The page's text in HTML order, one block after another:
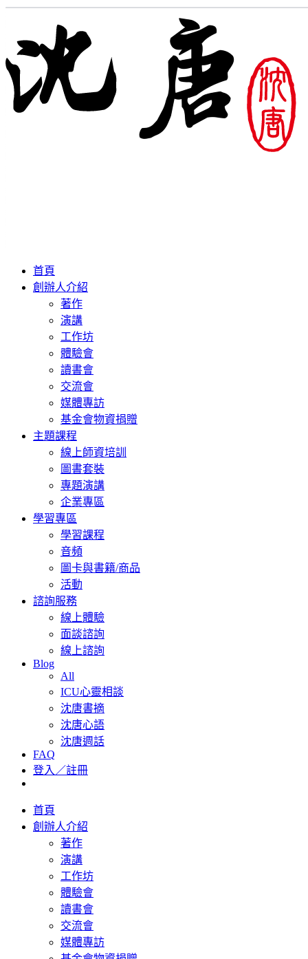
首頁
創辦人介紹
著作
演講
工作坊
體驗會
讀書會
交流會
媒體專訪
基金會物資捐贈
主題課程
線上師資培訓
圖書套裝
專題演講
企業專區
學習專區
學習課程
音頻
圖卡與書籍/商品
活動
諮詢服務
線上體驗
面談諮詢
線上諮詢
Blog
All
ICU心靈相談
沈唐書摘
沈唐心語
沈唐週話
FAQ
登入／註冊
首頁
創辦人介紹
著作
演講
工作坊
體驗會
讀書會
交流會
媒體專訪